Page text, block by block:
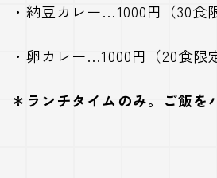
・納豆カレー…1000円（30食
・卵カレー…1000円（20食限
＊ランチタイムのみ。ご飯を